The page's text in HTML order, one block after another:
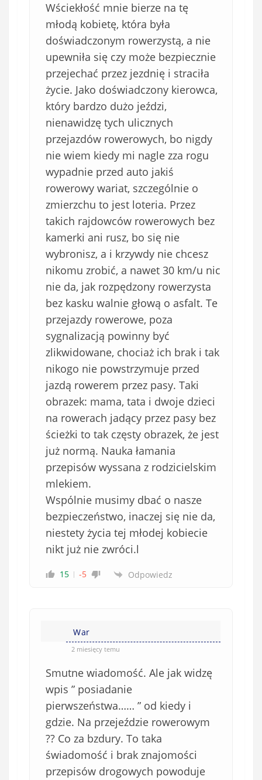
Wściekłość mnie bierze na tę
młodą kobietę, która była
doświadczonym rowerzystą, a nie
upewniła się czy może bezpiecznie
przejechać przez jezdnię i straciła
życie. Jako doświadczony kierowca,
który bardzo dużo jeździ,
nienawidzę tych ulicznych
przejazdów rowerowych, bo nigdy
nie wiem kiedy mi nagle zza rogu
wypadnie przed auto jakiś
rowerowy wariat, szczególnie o
zmierzchu to jest loteria. Przez
takich rajdowców rowerowych bez
kamerki ani rusz, bo się nie
wybronisz, a i krzywdy nie chcesz
nikomu zrobić, a nawet 30 km/u nic
nie da, jak rozpędzony rowerzysta
bez kasku walnie głową o asfalt. Te
przejazdy rowerowe, poza
sygnalizacją powinny być
zlikwidowane, chociaż ich brak i tak
nikogo nie powstrzymuje przed
jazdą rowerem przez pasy. Taki
obrazek: mama, tata i dwoje dzieci
na rowerach jadący przez pasy bez
ścieżki to tak częsty obrazek, że jest
już normą. Nauka łamania
przepisów wyssana z rodzicielskim
mlekiem.
Wspólnie musimy dbać o nasze
bezpieczeństwo, inaczej się nie da,
niestety życia tej młodej kobiecie
nikt już nie zwróci.l
15 -5 Odpowiedz
War
2 miesięcy temu
Smutne wiadomość. Ale jak widzę
wpis ” posiadanie
pierwszeństwa…… ” od kiedy i
gdzie. Na przejeździe rowerowym
?? Co za bzdury. To taka
świadomość i brak znajomości
przepisów drogowych powoduje